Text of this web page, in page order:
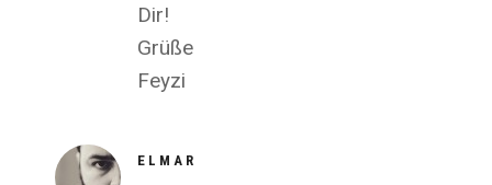
Dir!
Grüße
Feyzi
ELMAR